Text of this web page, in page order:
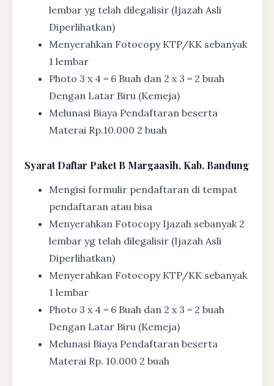
lembar yg telah dilegalisir (Ijazah Asli
Diperlihatkan)
Menyerahkan Fotocopy KTP/KK sebanyak
1 lembar
Photo 3 x 4 = 6 Buah dan 2 x 3 = 2 buah
Dengan Latar Biru (Kemeja)
Melunasi Biaya Pendaftaran beserta
Materai Rp.10.000 2 buah
SyaratDaftar Paket B Margaasih, Kab. Bandung
Mengisi formulir pendaftaran di tempat
pendaftaran atau bisa
Menyerahkan Fotocopy Ijazah sebanyak 2
lembar yg telah dilegalisir (Ijazah Asli
Diperlihatkan)
Menyerahkan Fotocopy KTP/KK sebanyak
1 lembar
Photo 3 x 4 = 6 Buah dan 2 x 3 = 2 buah
Dengan Latar Biru (Kemeja)
Melunasi Biaya Pendaftaran beserta
Materai Rp. 10.000 2 buah